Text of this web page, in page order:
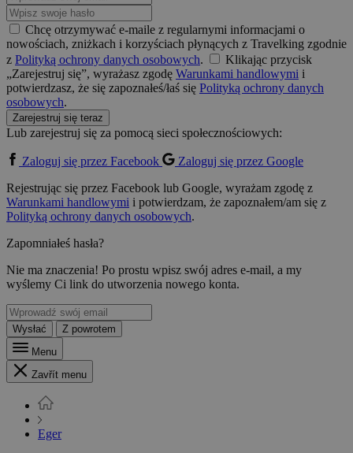
Chcę otrzymywać e-maile z regularnymi informacjami o
nowościach, zniżkach i korzyściach płynących z Travelking zgodnie
z Polityką ochrony danych osobowych.
Klikając przycisk
„Zarejestruj się”, wyrażasz zgodę Warunkami handlowymi i
potwierdzasz, że się zapoznałeś/łaś się Polityką ochrony danych
osobowych.
Zarejestruj się teraz
Lub zarejestruj się za pomocą sieci społecznościowych:
Zaloguj się przez Facebook
Zaloguj się przez Google
Rejestrując się przez Facebook lub Google, wyrażam zgodę z
Warunkami handlowymi i potwierdzam, że zapoznałem/am się z
Polityką ochrony danych osobowych.
Zapomniałeś hasła?
Nie ma znaczenia! Po prostu wpisz swój adres e-mail, a my
wyślemy Ci link do utworzenia nowego konta.
Wysłać
Z powrotem
Menu
Zavřít menu
Eger